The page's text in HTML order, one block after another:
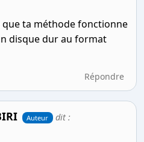
ta méthode fonctionne
disque dur au format
Répondre
Auteur dit :